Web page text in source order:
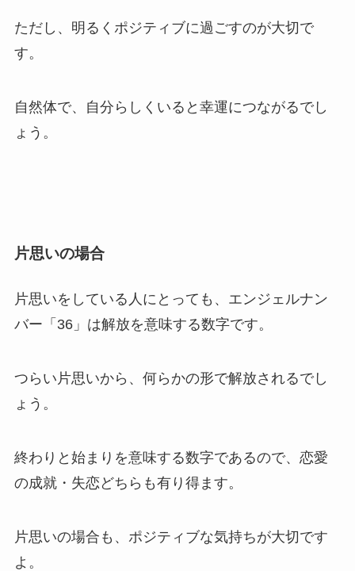
ただし、明るくポジティブに過ごすのが大切で
す。
自然体で、自分らしくいると幸運につながるでし
ょう。
片思いの場合
片思いをしている人にとっても、エンジェルナン
バー「36」は解放を意味する数字です。
つらい片思いから、何らかの形で解放されるでし
ょう。
終わりと始まりを意味する数字であるので、恋愛
の成就・失恋どちらも有り得ます。
片思いの場合も、ポジティブな気持ちが大切です
よ。